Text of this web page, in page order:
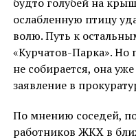
ослабленную птицу
волю. Путь к
«Курчатов-Парка».
не собирается, она
заявление в
По мнению соседей,
работников ЖКХ в